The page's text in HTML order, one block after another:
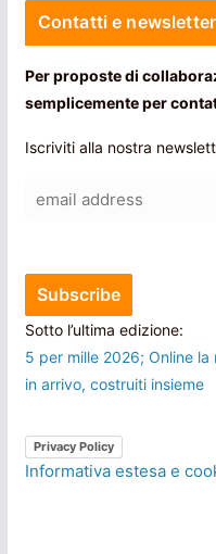
Contatti e newsletter
Per proposte di
semplicemente per
Iscriviti alla nostra
Sotto l’ultima edizione:
5 per mille 2026; Online
in arrivo, costruiti insieme
Privacy Policy
Informativa estesa e